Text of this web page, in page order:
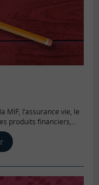
l’assurance vie, le
produits financiers,
édités et sont